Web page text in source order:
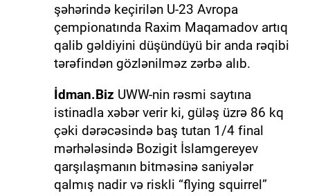
şəhərində keçirilən U-23 Avropa
çempionatında Raxim Maqamadov artıq
qalib gəldiyini düşündüyü bir anda rəqibi
tərəfindən gözlənilməz zərbə alıb.
İdman.Biz UWW-nin rəsmi saytına
istinadla xəbər verir ki, güləş üzrə 86 kq
çəki dərəcəsində baş tutan 1/4 final
mərhələsində Bozigit İslamgereyev
qarşılaşmanın bitməsinə saniyələr
qalmış nadir və riskli “flying squirrel”